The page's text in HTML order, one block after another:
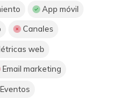
App móvil
Canales
web
Email marketing
Eventos